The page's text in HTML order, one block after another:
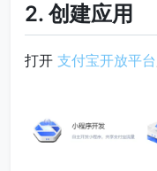
2. 创建应用
打开 支付宝开放平台